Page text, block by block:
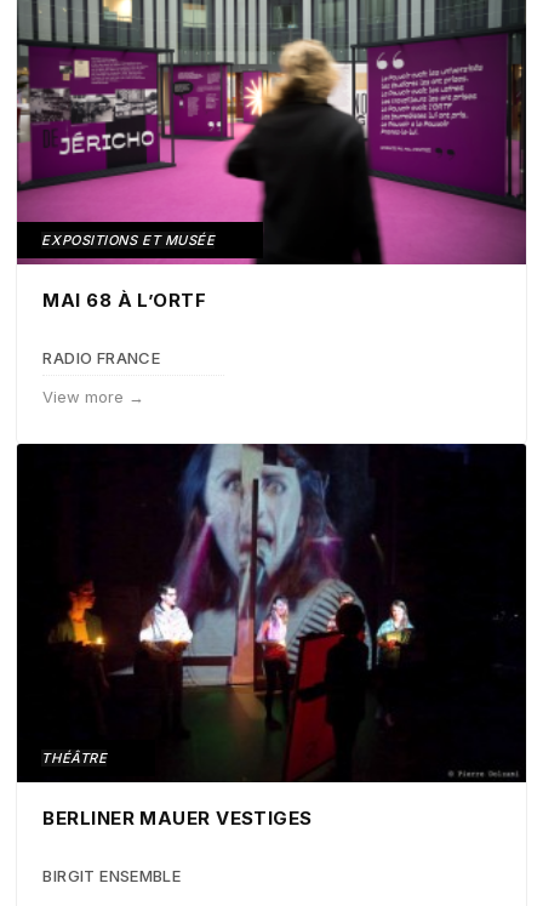
EXPOSITIONS ET MUSÉE
MAI 68 À L’ORTF
RADIO FRANCE
View more →
THÉÂTRE
BERLINER MAUER VESTIGES
BIRGIT ENSEMBLE